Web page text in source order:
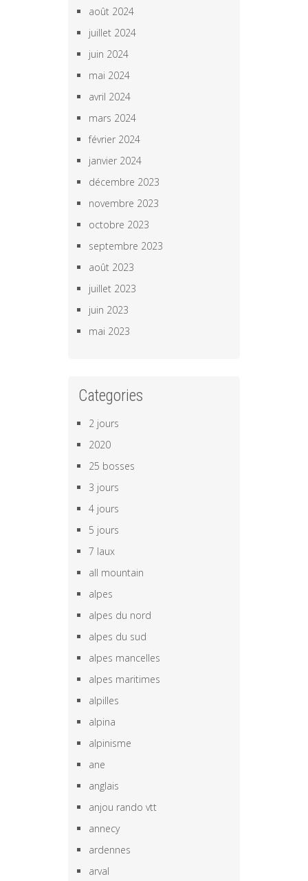
août 2024
juillet 2024
juin 2024
mai 2024
avril 2024
mars 2024
février 2024
janvier 2024
décembre 2023
novembre 2023
octobre 2023
septembre 2023
août 2023
juillet 2023
juin 2023
mai 2023
Categories
2 jours
2020
25 bosses
3 jours
4 jours
5 jours
7 laux
all mountain
alpes
alpes du nord
alpes du sud
alpes mancelles
alpes maritimes
alpilles
alpina
alpinisme
ane
anglais
anjou rando vtt
annecy
ardennes
arval